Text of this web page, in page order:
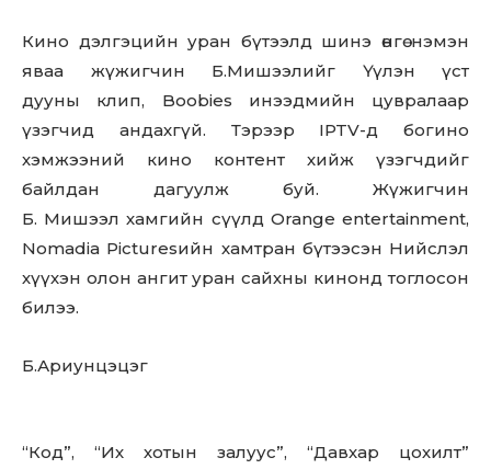
Кино дэлгэцийн уран бүтээлд шинэ өнгө нэмэн
яваа жүжигчин Б.Мишээлийг Үүлэн үст
дууны клип, Boobies инээдмийн цувралаар
үзэгчид андахгүй. Тэрээр IPTV-д богино
хэмжээний кино контент хийж үзэгчдийг
байлдан дагуулж буй. Жүжигчин
Б. Мишээл хамгийн сүүлд Orange entertainment,
Nomadia Picturesийн хамтран бүтээсэн Нийслэл
хүүхэн олон ангит уран сайхны кинонд тоглосон
билээ.
Б.Ариунцэцэг
“Код”, “Их хотын залуус”, “Давхар цохилт”